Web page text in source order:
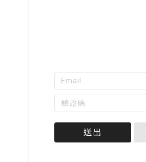
忘
記
密
碼
Email(必
填)
ex:example@mail.com
驗
(必
送出